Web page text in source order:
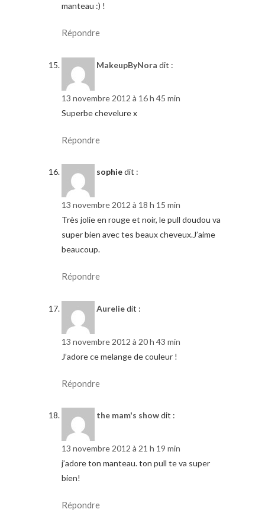
manteau :) !
Répondre
MakeupByNora dit :
13 novembre 2012 à 16 h 45 min
Superbe chevelure x
Répondre
sophiedit :
13 novembre 2012 à 18 h 15 min
Très jolie en rouge et noir, le pull doudou va
super bien avec tes beaux cheveux.J’aime
beaucoup.
Répondre
Aureliedit :
13 novembre 2012 à 20 h 43 min
J’adore ce melange de couleur !
Répondre
the mam's showdit :
13 novembre 2012 à 21 h 19 min
j’adore ton manteau. ton pull te va super
bien!
Répondre